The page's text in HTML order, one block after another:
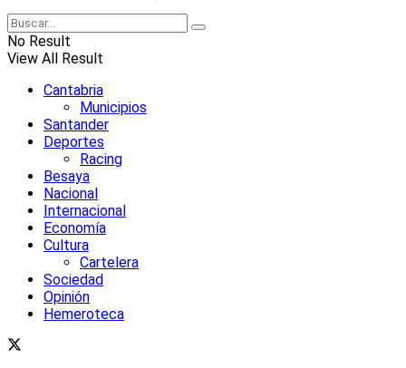
No Result
View All Result
Cantabria
Municipios
Santander
Deportes
Racing
Besaya
Nacional
Internacional
Economía
Cultura
Cartelera
Sociedad
Opinión
Hemeroteca